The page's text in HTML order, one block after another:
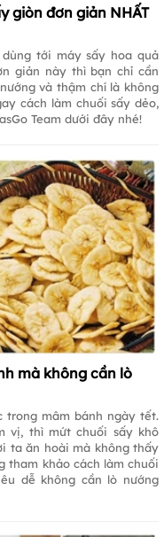
giòn đơn giản NHẤT
tới máy sấy hoa quả
giản này thì bạn chỉ cần
và thậm chí là không
cách làm chuối sấy dẻo,
Team dưới đây nhé!
mà không cần lò
trong mâm bánh ngày tết.
vị, thì mứt chuối sấy khô
ta ăn hoài mà không thấy
tham khảo cách làm chuối
dễ không cần lò nướng